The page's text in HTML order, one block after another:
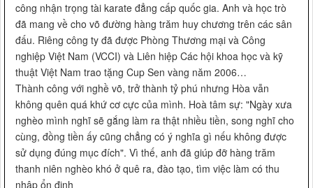
công nhận trọng tài karate đẳng cấp quốc gia. Anh và học trò
đã mang về cho võ đường hàng trăm huy chương trên các sân
đấu. Riêng công ty đã được Phòng Thương mại và Công
nghiệp Việt Nam (VCCI) và Liên hiệp Các hội khoa học và kỹ
thuật Việt Nam trao tặng Cup Sen vàng năm 2006…
Thành công với nghề võ, trở thành tỷ phú nhưng Hòa vẫn
không quên quá khứ cơ cực của mình. Hoà tâm sự: "Ngày xưa
nghèo mình nghĩ sẽ gắng làm ra thật nhiều tiền, song nghĩ cho
cùng, đồng tiền ấy cũng chẳng có ý nghĩa gì nếu không được
sử dụng đúng mục đích". Vì thế, anh đã giúp đỡ hàng trăm
thanh niên nghèo khó ở quê ra, đào tạo, tìm việc làm có thu
nhập ổn định